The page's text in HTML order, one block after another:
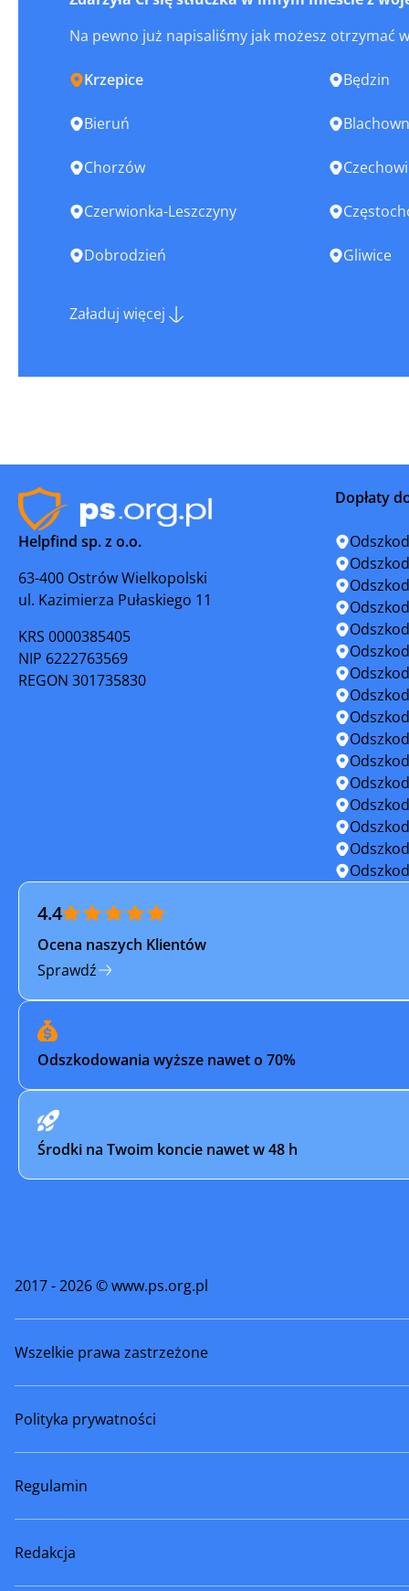
Na pewno już napisaliśmy jak możesz otrzymać
Krzepice Będzin
Bieruń
Chorzów
Czerwionka-Leszczyny
Dobrodzień Gliwice
Łazy
Myszków
Orzesze Piekary
Poręba Pszczyna
Racibórz
Ruda
Świętochłowice
Tychy
Wilamowice Wisła
Woźniki Zabrze
Załaduj więcej
Helpfind sp. z o.o.
63-400 Ostrów Wielkopolski
ul. Kazimierza Pułaskiego 11
KRS 0000385405
NIP 6222763569
REGON 301735830
Dopłaty
4.4
Ocena naszych Klientów
Sprawdź
Odszkodowania wyższe nawet o 70%
Środki na Twoim koncie nawet w 48 h
2017 - 2026 © www.ps.org.pl
Wszelkie prawa zastrzeżone
Polityka prywatności
Regulamin
Redakcja